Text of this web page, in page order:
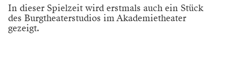
In dieser Spielzeit wird erstmals auch ein Stück
des Burgtheaterstudios im Akademietheater
gezeigt.